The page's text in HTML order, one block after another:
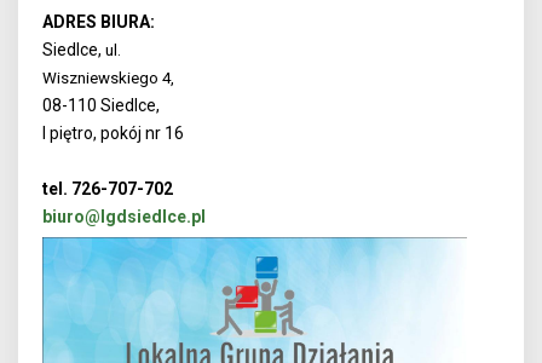
ADRES BIURA:
Siedlce, ul.
Wiszniewskiego 4,
08-110 Siedlce,
I piętro, pokój nr 16
tel. 726-707-702
biuro@lgdsiedlce.pl